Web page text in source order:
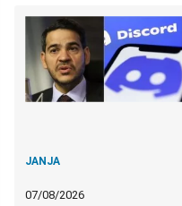
JANJA
07/08/2026